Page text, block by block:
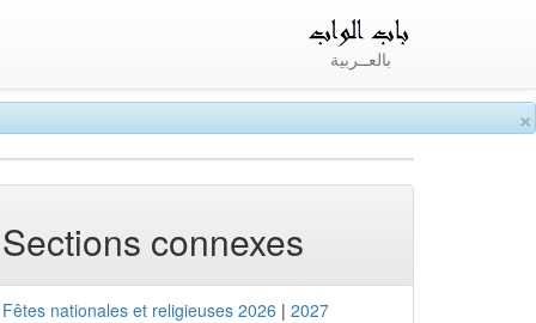
×
بالعــربية
Sections connexes
Fêtes nationales et religieuses 2026 | 2027